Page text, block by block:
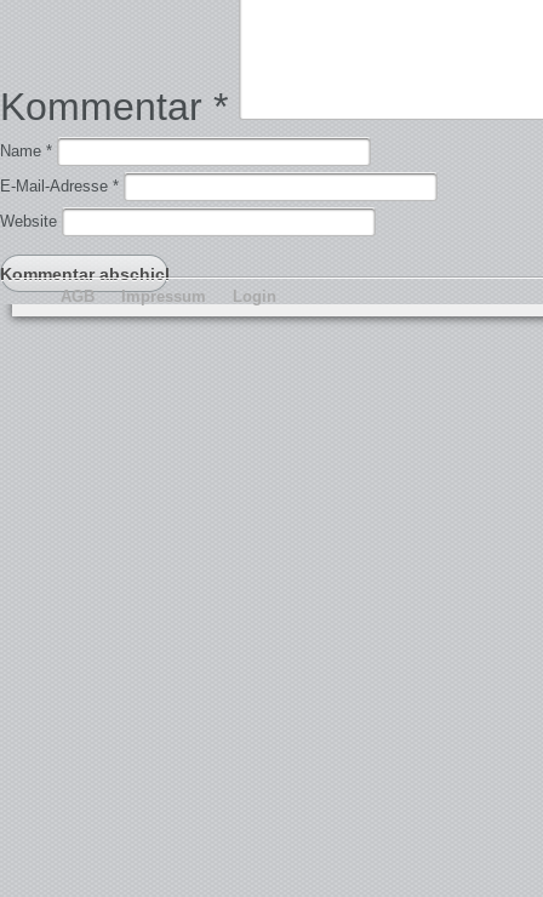
Kommentar *
Name *
E-Mail-Adresse *
Website
AGB Impressum Login